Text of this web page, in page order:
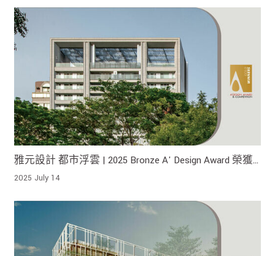
雅元設計 都市浮雲 | 2025 Bronze A' Design Award 榮獲
金獎!
2025 July 14